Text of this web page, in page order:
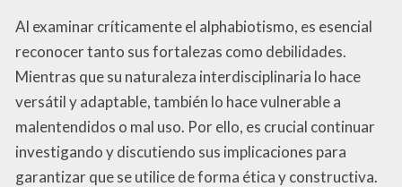
Al examinar críticamente el alphabiotismo, es esencial
reconocer tanto sus fortalezas como debilidades.
Mientras que su naturaleza interdisciplinaria lo hace
versátil y adaptable, también lo hace vulnerable a
malentendidos o mal uso. Por ello, es crucial continuar
investigando y discutiendo sus implicaciones para
garantizar que se utilice de forma ética y constructiva.